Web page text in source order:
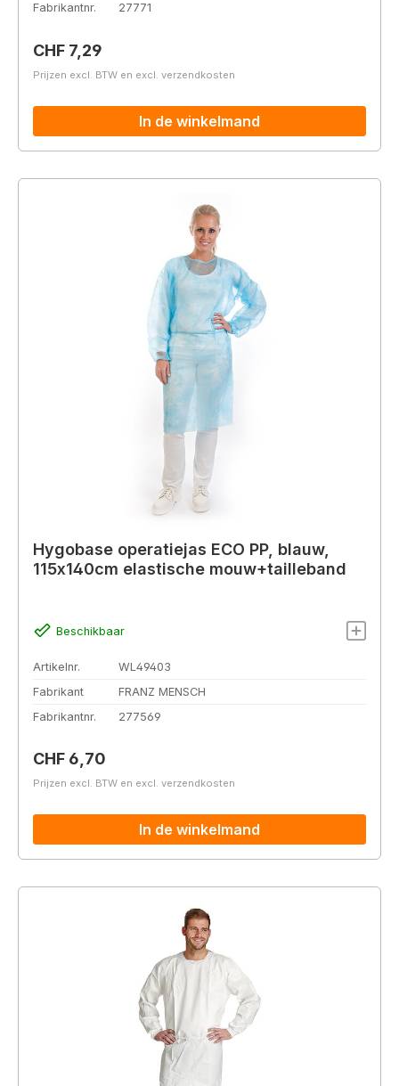
Fabrikantnr.
27771
Normale prijs:
CHF 7,29
Prijzen excl. BTW en excl. verzendkosten
In de winkelmand
Hygobase operatiejas ECO PP, blauw,
115x140cm elastische mouw+tailleband
Beschikbaar
Artikelnr.
WL49403
Fabrikant
FRANZ MENSCH
Fabrikantnr.
277569
Normale prijs:
CHF 6,70
Prijzen excl. BTW en excl. verzendkosten
In de winkelmand